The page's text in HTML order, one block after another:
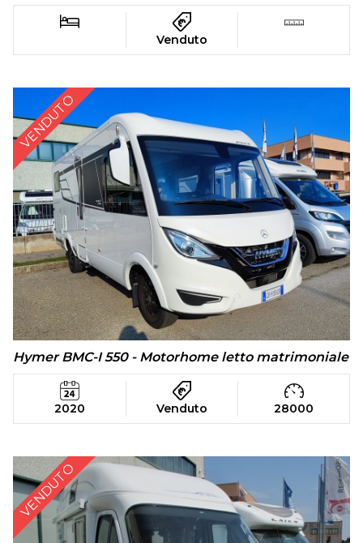
Venduto
VENDUTO
Hymer BMC-I 550 - Motorhome letto matrimoniale
2020 Venduto 28000
VENDUTO